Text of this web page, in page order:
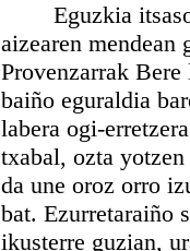
Eguzkia
aizearen
Provenzarrak
baiño eguraldia
labera ogi-
txabal, ozta
da une oroz orro
bat. Ezurretaraiño
ikusterre guzian,